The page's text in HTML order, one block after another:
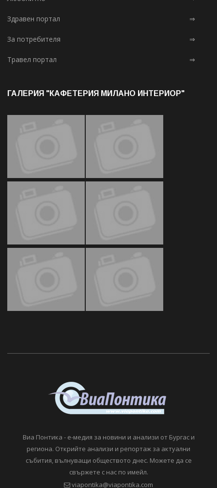
Здравен портал ⇒
За потребителя ⇒
Травел портал ⇒
ГАЛЕРИЯ "КАФЕТЕРИЯ МИЛАНО ИНТЕРИОР"
Виа Понтика - е-медия за новини и анализи от Бургас и
региона. Открийте анализи и репортаж за актуални
събития, вълнуващи обществото днес. Можете да се
свържете с нас по имейл.
viapontika@viapontika.com